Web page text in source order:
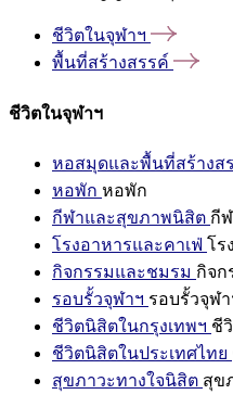
ชีวิตในจุฬาฯ
พื้นที่สร้างสรรค์
ชีวิตในจุฬาฯ
หอสมุดและพื้นที่สร้างส
หอพัก หอพัก
กีฬาและสุขภาพนิสิต กี
โรงอาหารและคาเฟ่ โร
กิจกรรมและชมรม กิจก
รอบรั้วจุฬาฯ รอบรั้วจุฬา
ชีวิตนิสิตในกรุงเทพฯ ชี
ชีวิตนิสิตในประเทศไทย
สุขภาวะทางใจนิสิต สุข